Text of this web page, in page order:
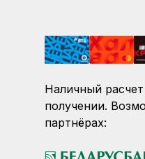
Наличный
получении.
партнёрах: